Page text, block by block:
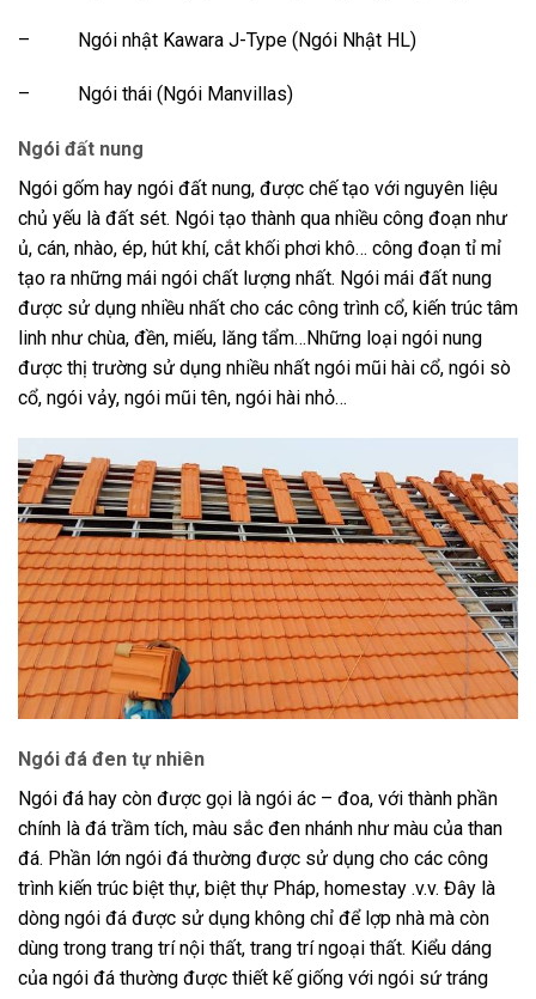
– Ngói nhật Kawara J-Type (Ngói Nhật HL)
– Ngói thái (Ngói Manvillas)
Ngói đất nung
Ngói gốm hay ngói đất nung, được chế tạo với nguyên liệu
chủ yếu là đất sét. Ngói tạo thành qua nhiều công đoạn như
ủ, cán, nhào, ép, hút khí, cắt khối phơi khô… công đoạn tỉ mỉ
tạo ra những mái ngói chất lượng nhất. Ngói mái đất nung
được sử dụng nhiều nhất cho các công trình cổ, kiến trúc tâm
linh như chùa, đền, miếu, lăng tẩm…Những loại ngói nung
được thị trường sử dụng nhiều nhất ngói mũi hài cổ, ngói sò
cổ, ngói vảy, ngói mũi tên, ngói hài nhỏ…
Ngói đá đen tự nhiên
Ngói đá hay còn được gọi là ngói ác – đoa, với thành phần
chính là đá trầm tích, màu sắc đen nhánh như màu của than
đá. Phần lớn ngói đá thường được sử dụng cho các công
trình kiến trúc biệt thự, biệt thự Pháp, homestay .v.v. Đây là
dòng ngói đá được sử dụng không chỉ để lợp nhà mà còn
dùng trong trang trí nội thất, trang trí ngoại thất. Kiểu dáng
của ngói đá thường được thiết kế giống với ngói sứ tráng